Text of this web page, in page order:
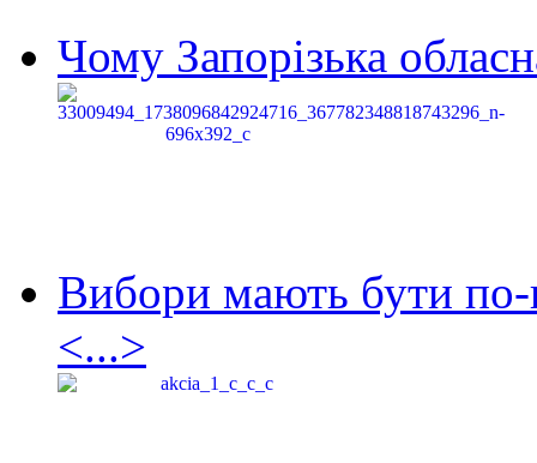
Чому Запорізька
Вибори мають бути по-
<...>